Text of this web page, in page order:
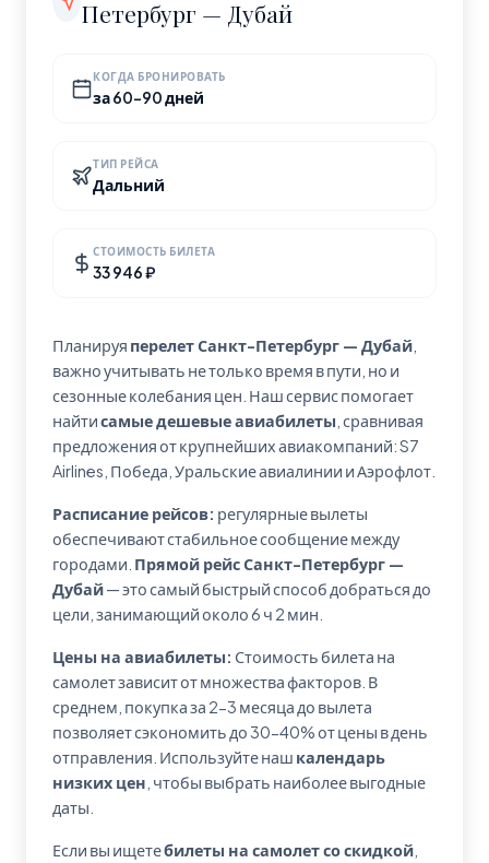
Петербург — Дубай
КОГДА БРОНИРОВАТЬ
за 60-90 дней
ТИП РЕЙСА
Дальний
СТОИМОСТЬ БИЛЕТА
33 946 ₽
Планируя перелет Санкт-Петербург — Дубай
важно учитывать не только время в пути, но и
сезонные колебания цен. Наш сервис помогает
найтисамые дешевые авиабилеты , сравнивая
предложения от крупнейших авиакомпаний: S7
Airlines, Победа, Уральские авиалинии и Аэрофлот.
Расписание рейсов: регулярные вылеты
обеспечивают стабильное сообщение между
городами. Прямой рейс Санкт-Петербург —
Дубай— это самый быстрый способ добраться до
цели, занимающий около 6 ч 2 мин.
Цены на авиабилеты: Стоимость билета на
самолет зависит от множества факторов. В
среднем, покупка за 2-3 месяца до вылета
позволяет сэкономить до 30-40% от цены в день
отправления. Используйте наш календарь
низких цен , чтобы выбрать наиболее выгодные
даты.
Если вы ищетебилеты на самолет со скидкой